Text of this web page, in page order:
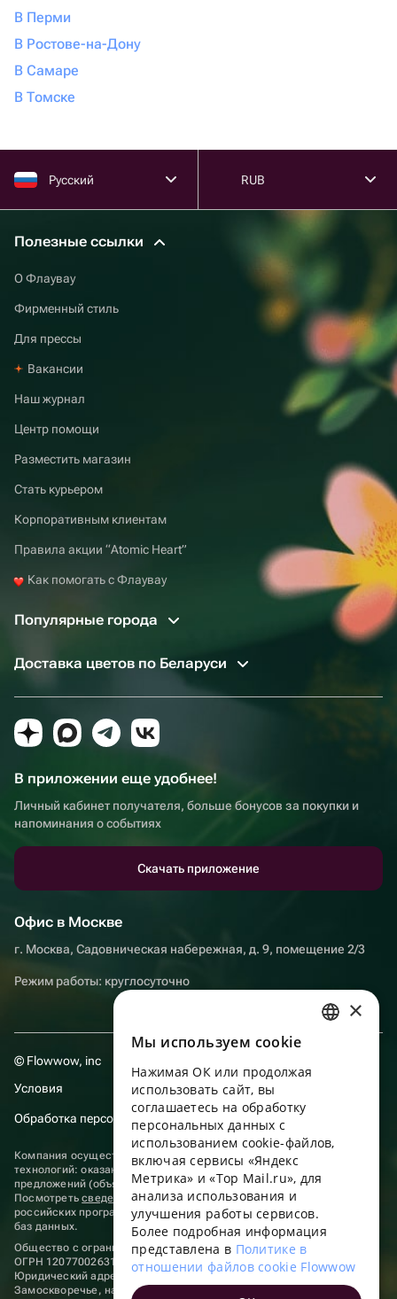
В Перми
В Ростове-на-Дону
В Самаре
В Томске
Русский RUB
Полезные ссылки
О Флаувау
Фирменный стиль
Для прессы
Вакансии
Наш журнал
Центр помощи
Разместить магазин
Стать курьером
Корпоративным клиентам
Правила акции “Atomic Heart”
Как помогать с Флаувау
Популярные города
Доставка цветов по Беларуси
В приложении еще удобнее!
Личный кабинет получателя, больше бонусов за покупки и
напоминания о событиях
Скачать приложение
Офис в Москве
г. Москва, Садовническая набережная, д. 9, помещение 2/3
Режим работы: круглосуточно
© Flowwow, inc
Условия
Обработка персональных данных
Компания осуществляет деятельность в области информационных
технологий: оказание услуг в сети “Интернет” по размещению
предложений (объявлений) продавцов о реализации товаров.
Посмотретьсведения о программах, включенных в реестр
российских программ для электронных вычислительных машин и
баз данных.
Общество с ограниченной ответственностью «ФЛАУВАУ»
ОГРН 1207700263198, ИНН 9702020445
Юридический адрес: г. Москва, вн.тер. г. Муниципальный округ
Замоскворечье, наб. Садовническая, д. 9, помещ. 2/3.
ENGLISH
UKRAINIAN
PORTUGUESE
FRENCH
TURKISH
×
Мы используем сookie
Нажимая ОК или продолжая
использовать сайт, вы
соглашаетесь на обработку
персональных данных с
использованием cookie-файлов,
включая сервисы «Яндекс
Метрика» и «Top Mail.ru», для
анализа использования и
улучшения работы сервисов.
Более подробная информация
представлена в Политике в
отношении файлов cookie Flowwow